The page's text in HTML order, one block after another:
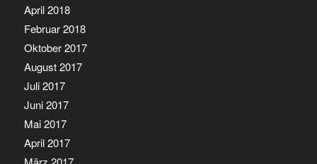
April 2018
Februar 2018
Oktober 2017
August 2017
Juli 2017
Juni 2017
Mai 2017
April 2017